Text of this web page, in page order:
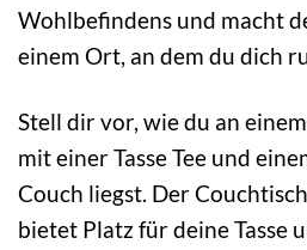
Wohlbefindens und macht
einem Ort, an dem du dich
Stell dir vor, wie du an
mit einer Tasse Tee und
Couch liegst. Der
bietet Platz für deine Tasse